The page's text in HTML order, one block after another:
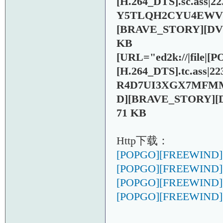
KB
[URL="ed2k://
71 KB
Http下载：